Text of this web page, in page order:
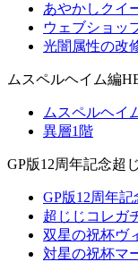
あやかしクイ
ウェブショッ
光闇属性の改
ムスペルヘイム編
ムスペルヘイ
異層1階
GP版12周年記念超
GP版12周年
超じじコレガ
双星の祝杯ヴ
対星の祝杯マ